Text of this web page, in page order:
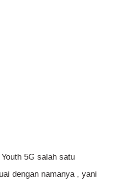
5G salah satu
dengan namanya , yani